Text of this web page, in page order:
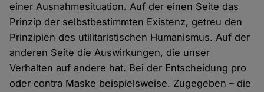
einer Ausnahmesituation. Auf der einen Seite das
Prinzip der selbstbestimmten Existenz, getreu den
Prinzipien des utilitaristischen Humanismus. Auf der
anderen Seite die Auswirkungen, die unser
Verhalten auf andere hat. Bei der Entscheidung pro
oder contra Maske beispielsweise. Zugegeben – die